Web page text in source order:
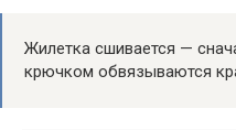
Жилетка сшивается —
крючком обвязываются